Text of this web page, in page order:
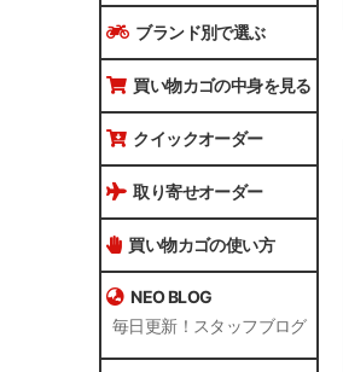
ブランド別で選ぶ
買い物カゴの中身を見る
クイックオーダー
取り寄せオーダー
買い物カゴの使い方
NEO BLOG
毎日更新！スタッフブログ